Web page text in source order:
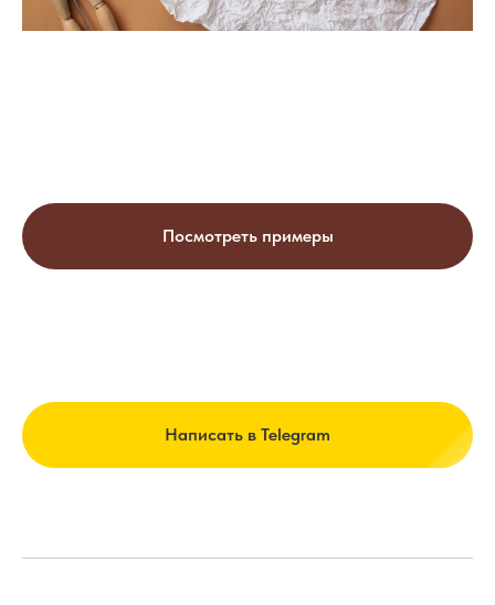
Посмотреть примеры
Написать в Telegram